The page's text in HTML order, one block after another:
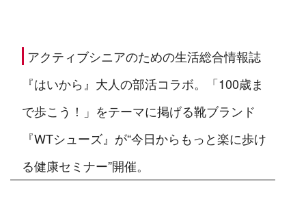
アクティブシニアのための生活総合情報誌
『はいから』大人の部活コラボ。「100歳ま
で歩こう！」をテーマに掲げる靴ブランド
『WTシューズ』が“今日からもっと楽に歩け
る健康セミナー”開催。